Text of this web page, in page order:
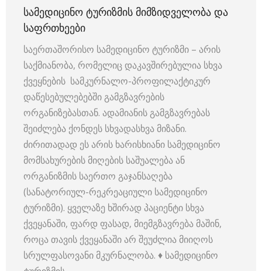
ᲡᲐᲛᲔᲓᲘᲪᲘᲜᲝ ᲢᲣᲠᲘᲖᲛᲘᲡ ᲛᲘᲛᲖᲘᲓᲕᲔᲚᲝᲑᲐ ᲓᲐ
ᲡᲐᲤᲠᲗᲮᲔᲔᲑᲘ
საერთაშორისო სამედიცინო ტურიზმი – არის
საქმიანობა, რომელიც დაკავშირებულია სხვა
ქვეყნების სამკურნალო-პროფილაქტიკურ
დაწესებულებებში გამგზავრების
ორგანიზებასთან. ადამიანის გამგზავრებას
შეიძლება ქონდეს სხვადასხვა მიზანი.
ძირითადად ეს არის ხარისხიანი სამედიცინო
მომსახურების მიღების საშუალება ან
ორგანიზმის საერთო გაჯანსაღება
(სანატორიულ-რეკრეაციული სამედიცინო
ტურიზმი). ყველაზე ხშირად პაციენტი სხვა
ქვეყანაში, ფარდ ფასად, მიემგზავრება მაშინ,
როცა თავის ქვეყანაში არ შეუძლია მიიღოს
სრულფასოვანი მკურნალობა. ♦ სამედიცინო